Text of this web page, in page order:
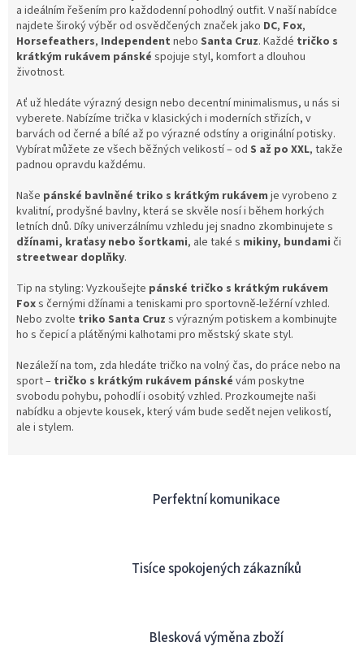
a ideálním řešením pro každodenní pohodlný outfit. V naší nabídce
najdete široký výběr od osvědčených značek jako DC, Fox,
Horsefeathers, Independent nebo Santa Cruz. Každé tričko s
krátkým rukávem pánské spojuje styl, komfort a dlouhou
životnost.
Ať už hledáte výrazný design nebo decentní minimalismus, u nás si
vyberete. Nabízíme trička v klasických i moderních střizích, v
barvách od černé a bílé až po výrazné odstíny a originální potisky.
Vybírat můžete ze všech běžných velikostí – od S až po XXL, takže
padnou opravdu každému.
Naše pánské bavlněné triko s krátkým rukávem je vyrobeno z
kvalitní, prodyšné bavlny, která se skvěle nosí i během horkých
letních dnů. Díky univerzálnímu vzhledu jej snadno zkombinujete s
džínami, kraťasy nebo šortkami, ale také s mikiny, bundami či
streetwear doplňky.
Tip na styling: Vyzkoušejte pánské tričko s krátkým rukávem
Foxs černými džínami a teniskami pro sportovně-ležérní vzhled.
Nebo zvolte triko Santa Cruz s výrazným potiskem a kombinujte
ho s čepicí a plátěnými kalhotami pro městský skate styl.
Nezáleží na tom, zda hledáte tričko na volný čas, do práce nebo na
sport – tričko s krátkým rukávem pánské vám poskytne
svobodu pohybu, pohodlí i osobitý vzhled. Prozkoumejte naši
nabídku a objevte kousek, který vám bude sedět nejen velikostí,
ale i stylem.
Perfektní komunikace
Tisíce spokojených zákazníků
Blesková výměna zboží